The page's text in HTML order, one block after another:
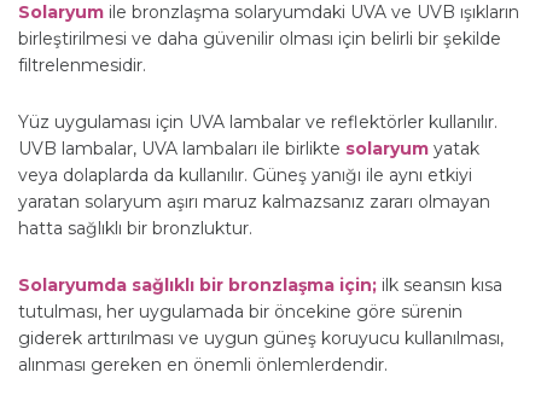
Solaryum ile bronzlaşma solaryumdaki UVA ve UVB ışıkların
birleştirilmesi ve daha güvenilir olması için belirli bir şekilde
filtrelenmesidir.
Yüz uygulaması için UVA lambalar ve reflektörler kullanılır.
UVB lambalar, UVA lambaları ile birlikte solaryum yatak
veya dolaplarda da kullanılır. Güneş yanığı ile aynı etkiyi
yaratan solaryum aşırı maruz kalmazsanız zararı olmayan
hatta sağlıklı bir bronzluktur.
Solaryumda sağlıklı bir bronzlaşma için; ilk seansın kısa
tutulması, her uygulamada bir öncekine göre sürenin
giderek arttırılması ve uygun güneş koruyucu kullanılması,
alınması gereken en önemli önlemlerdendir.